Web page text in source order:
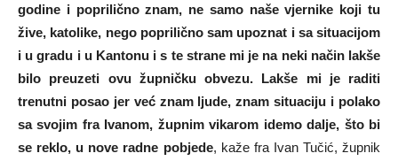
godine i poprilično znam, ne samo naše vjernike koji tu
žive, katolike, nego poprilično sam upoznat i sa situacijom
i u gradu i u Kantonu i s te strane mi je na neki način lakše
bilo preuzeti ovu župničku obvezu. Lakše mi je raditi
trenutni posao jer već znam ljude, znam situaciju i polako
sa svojim fra Ivanom, župnim vikarom idemo dalje, što bi
se reklo, u nove radne pobjede, kaže fra Ivan Tučić, župnik